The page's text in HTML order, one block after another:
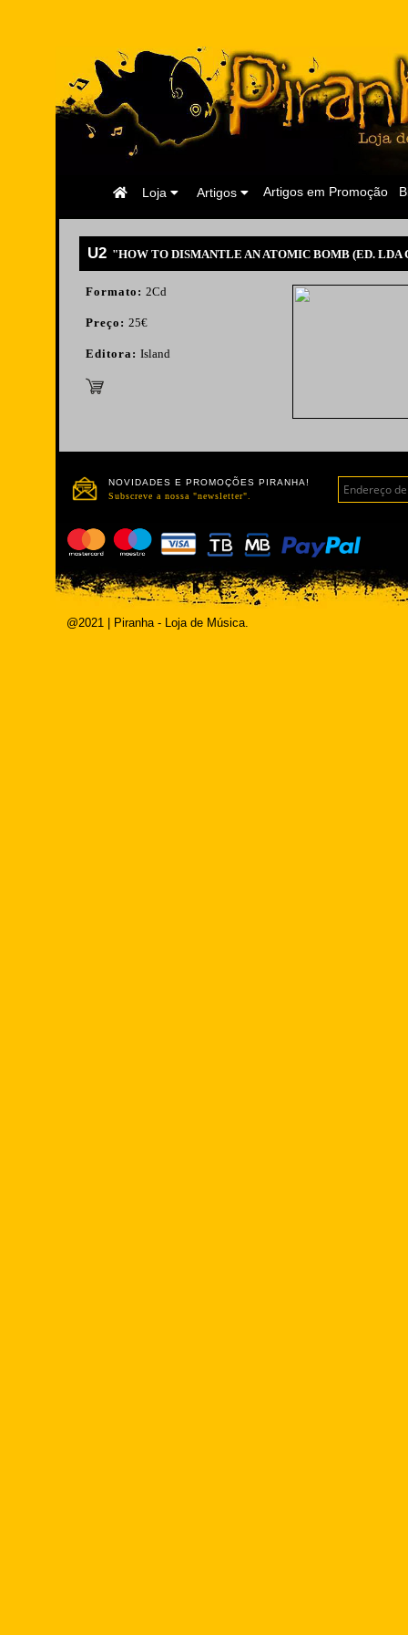
Artigos em Promoção
Artigos
Loja
Página
U2 "HOW TO DISMANTLE AN ATOMIC BOMB (ED. LDA
Formato: 2Cd
Preço: 25€
Editora: Island
NOVIDADES E PROMOÇÕES PIRANHA!
Subscreve a nossa "newsletter".
@2021 | Piranha - Loja de Música.